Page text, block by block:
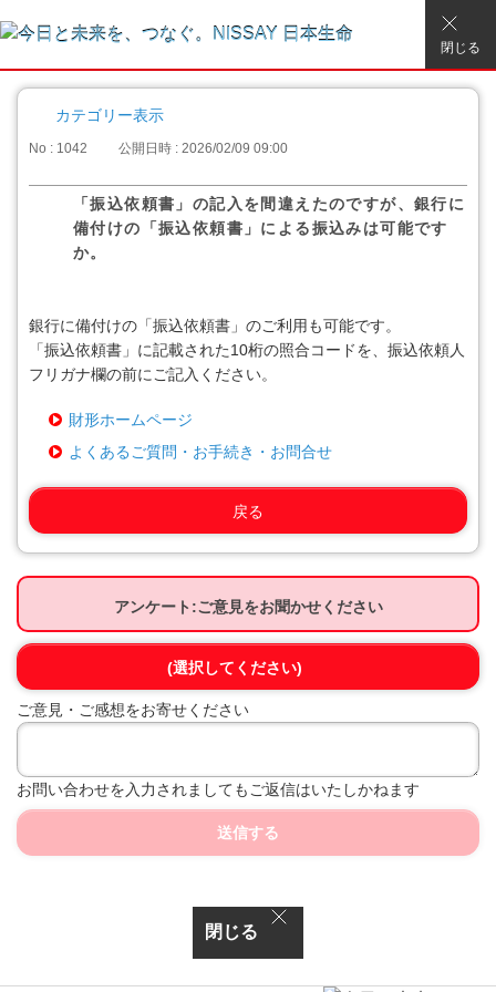
閉じる
カテゴリー表示
No : 1042 公開日時 : 2026/02/09 09:00
「振込依頼書」の記入を間違えたのですが、銀行に
備付けの「振込依頼書」による振込みは可能です
か。
銀行に備付けの「振込依頼書」のご利用も可能です。
「振込依頼書」に記載された10桁の照合コードを、振込依頼人
フリガナ欄の前にご記入ください。
財形ホームページ
よくあるご質問・お手続き・お問合せ
戻る
アンケート:ご意見をお聞かせください
(選択してください)
ご意見・ご感想をお寄せください
お問い合わせを入力されましてもご返信はいたしかねます
送信する
閉じる